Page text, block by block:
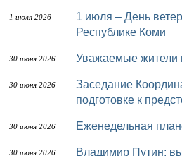
1 июля 2026
1 июля – День ветерана боевых действий в
Республике Коми
30 июня 2026 Уважаемые жители
30 июня 2026
Заседание Координационного совета по
подготовке к
30 июня 2026 Еженедельная
30 июня 2026
Владимир Путин: выпускники медвузов